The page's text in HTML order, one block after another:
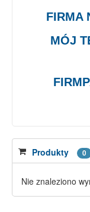
FIRMA
MÓJ
Produkty 0
Nie znaleziono